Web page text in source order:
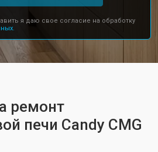
я даю свое согласие на обработку
ремонт
печи Candy CMG